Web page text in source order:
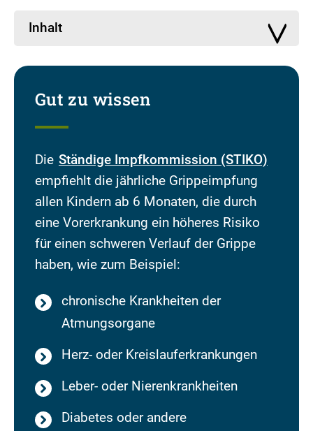
Inhalt
Gut zu wissen
Die Ständige Impfkommission (STIKO)
empfiehlt die jährliche Grippeimpfung
allen Kindern ab 6 Monaten, die durch
eine Vorerkrankung ein höheres Risiko
für einen schweren Verlauf der Grippe
haben, wie zum Beispiel:
chronische Krankheiten der
Atmungsorgane
Herz- oder Kreislauferkrankungen
Leber- oder Nierenkrankheiten
Diabetes oder andere